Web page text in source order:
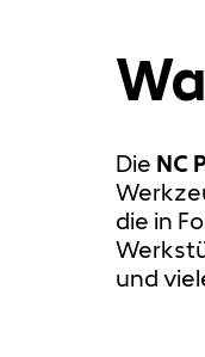
Die NC
die in
und